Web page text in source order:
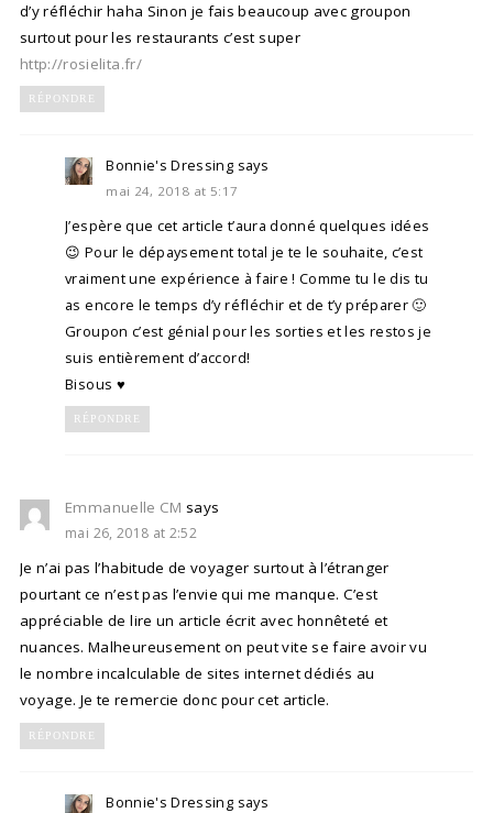
d’y réfléchir haha Sinon je fais beaucoup avec groupon
surtout pour les restaurants c’est super
http://rosielita.fr/
RÉPONDRE
Bonnie's Dressing says
mai 24, 2018 at 5:17
J’espère que cet article t’aura donné quelques idées
😉 Pour le dépaysement total je te le souhaite, c’est
vraiment une expérience à faire ! Comme tu le dis tu
as encore le temps d’y réfléchir et de t’y préparer 🙂
Groupon c’est génial pour les sorties et les restos je
suis entièrement d’accord!
Bisous ♥
RÉPONDRE
Emmanuelle CM says
mai 26, 2018 at 2:52
Je n’ai pas l’habitude de voyager surtout à l’étranger
pourtant ce n’est pas l’envie qui me manque. C’est
appréciable de lire un article écrit avec honnêteté et
nuances. Malheureusement on peut vite se faire avoir vu
le nombre incalculable de sites internet dédiés au
voyage. Je te remercie donc pour cet article.
RÉPONDRE
Bonnie's Dressing says